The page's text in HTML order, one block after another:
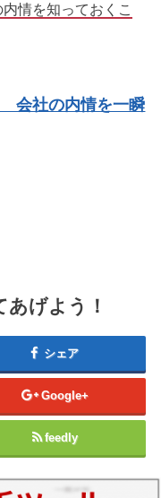
情を知っておくこ
会社の内情を一瞬
げよう！
シェア
Google+
feedly